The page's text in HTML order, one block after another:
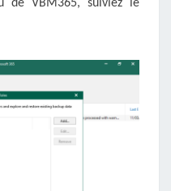
de VBM365, suiviez le